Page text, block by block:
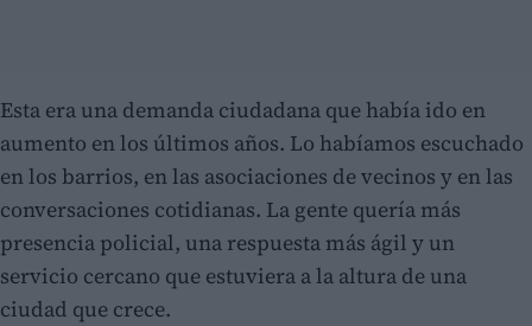
Esta era una demanda ciudadana que había ido en
aumento en los últimos años. Lo habíamos escuchado
en los barrios, en las asociaciones de vecinos y en las
conversaciones cotidianas. La gente quería más
presencia policial, una respuesta más ágil y un
servicio cercano que estuviera a la altura de una
ciudad que crece.